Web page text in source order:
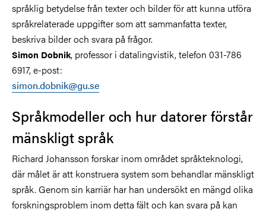
språklig betydelse från texter och bilder för att kunna utföra
språkrelaterade uppgifter som att sammanfatta texter,
beskriva bilder och svara på frågor.
Simon Dobnik, professor i datalingvistik, telefon 031-786
6917, e-post:
simon.dobnik@gu.se
Språkmodeller och hur datorer förstår
mänskligt språk
Richard Johansson forskar inom området språkteknologi,
där målet är att konstruera system som behandlar mänskligt
språk. Genom sin karriär har han undersökt en mängd olika
forskningsproblem inom detta fält och kan svara på kan